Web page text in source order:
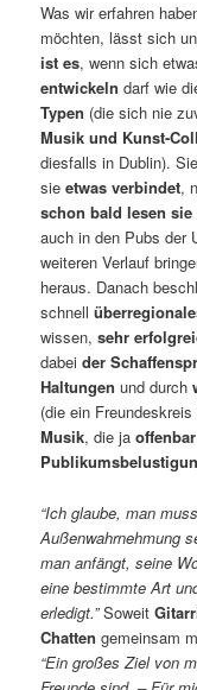
Was wir erfahren
möchten, lässt sich
ist es, wenn sich
entwickeln darf wie
Typen (die sich nie
Musik und Kunst-
diesfalls in Dublin).
sieetwas verbindet,
schon bald lesen
auch in den Pubs der
weiteren Verlauf
heraus. Danach
schnell
wissen,sehr
dabeider
Haltungen und durch
(die ein
Musik, die ja
“Ich glaube, man
Außenwahrnehmung
man anfängt, seine
eine bestimmte Art
erledigt.”Soweit
Chatten gemeinsam
“Ein großes Ziel von